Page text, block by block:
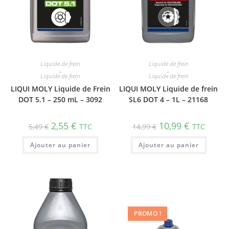
Liquide de frein
,
Liquide de frein
LIQUI MOLY Liquide de Frein
DOT 5.1 – 250 mL – 3092
5,49€ 2,55€ TTC
Ajouter au panier
Liquide de frein
,
Liquide de frein
LIQUI MOLY Liquide de frein
SL6 DOT 4 – 1L – 21168
14,99€ 10,99 € TTC
Ajouter au panier
PROMO !